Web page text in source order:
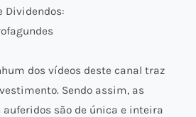
Dividendos:
dos vídeos deste canal traz
Sendo assim, as
auferidos são de única e inteira